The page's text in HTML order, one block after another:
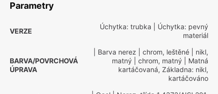
Parametry
VERZE
Úchytka: trubka | Úchytka: pevný
materiál
BARVA/POVRCHOVÁ
ÚPRAVA
| Barva nerez | chrom, leštěné | nikl,
matný | chrom, matný | Matná
kartáčovaná, Základna: nikl,
kartáčováno